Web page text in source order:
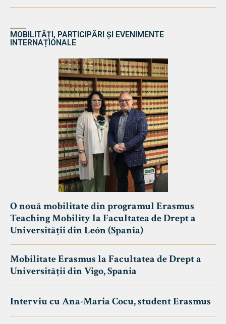
MOBILITĂȚI, PARTICIPĂRI ȘI EVENIMENTE
INTERNAȚIONALE
O nouă mobilitate din programul Erasmus
Teaching Mobility la Facultatea de Drept a
Universității din León (Spania)
Mobilitate Erasmus la Facultatea de Drept a
Universității din Vigo, Spania
Interviu cu Ana-Maria Cocu, student Erasmus